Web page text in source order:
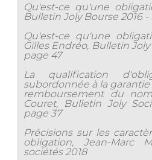
Qu'est-ce qu'une
Bulletin Joly Bourse 2016
Qu'est-ce qu'une
Gilles Endréo, Bulletin Joly
page 47
La qualification
subordonnée à la garantie
remboursement du
Couret, Bulletin Joly
page 37
Précisions sur les
obligation, Jean-Marc
sociétés 2018